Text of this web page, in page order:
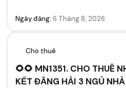
Ngày đăng: 6 Tháng 8, 2026
Cho thuê
🌻🌻 MN1351. CHO THUÊ
KẾT ĐẰNG HẢI 3 NGỦ